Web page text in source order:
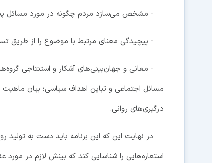
· مشخص می‌سازد مردم چگونه در مورد مسائل
· پیچیدگی معنای مرتبط با موضوع را از طریق
· معانی و جهان‌بینی‌های آشکار و استنتاجی
مسائل اجتماعی و تباین اهداف سیاسی؛ بیان
درگیری‌های روانی.
در نهایت این که این برنامه باید دست به تولید
استعاره‌هایی را شناسایی کند که بینش لازم در مورد